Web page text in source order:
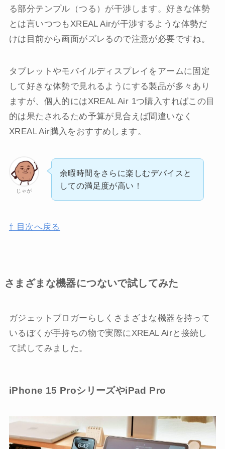
る部分テンプル（つる）が干渉します。好きな体勢
とは言いつつもXREAL Airが干渉するような体勢だ
けは目前から画面がズレるので注意が必要ですね。
タブレットやモバイルディスプレイをアームに固定
して好きな体勢で見れるようにする製品が多々あり
ますが、個人的にはXREAL Air 1つ購入すればこの目
的は果たされるため予算が見合えば間違いなく
XREAL Air購入をおすすめします。
じゃが
余暇時間をさらに楽しむデバイスと
しての満足度が高い！
⇧ 目次へ戻る
さまざまな機器につないで試してみた
ガジェットブロガーらしくさまざまな機器を持って
いるぼくが手持ちの物で実際にXREAL Airと接続し
て試してみました。
iPhone 15 ProシリーズやiPad Pro